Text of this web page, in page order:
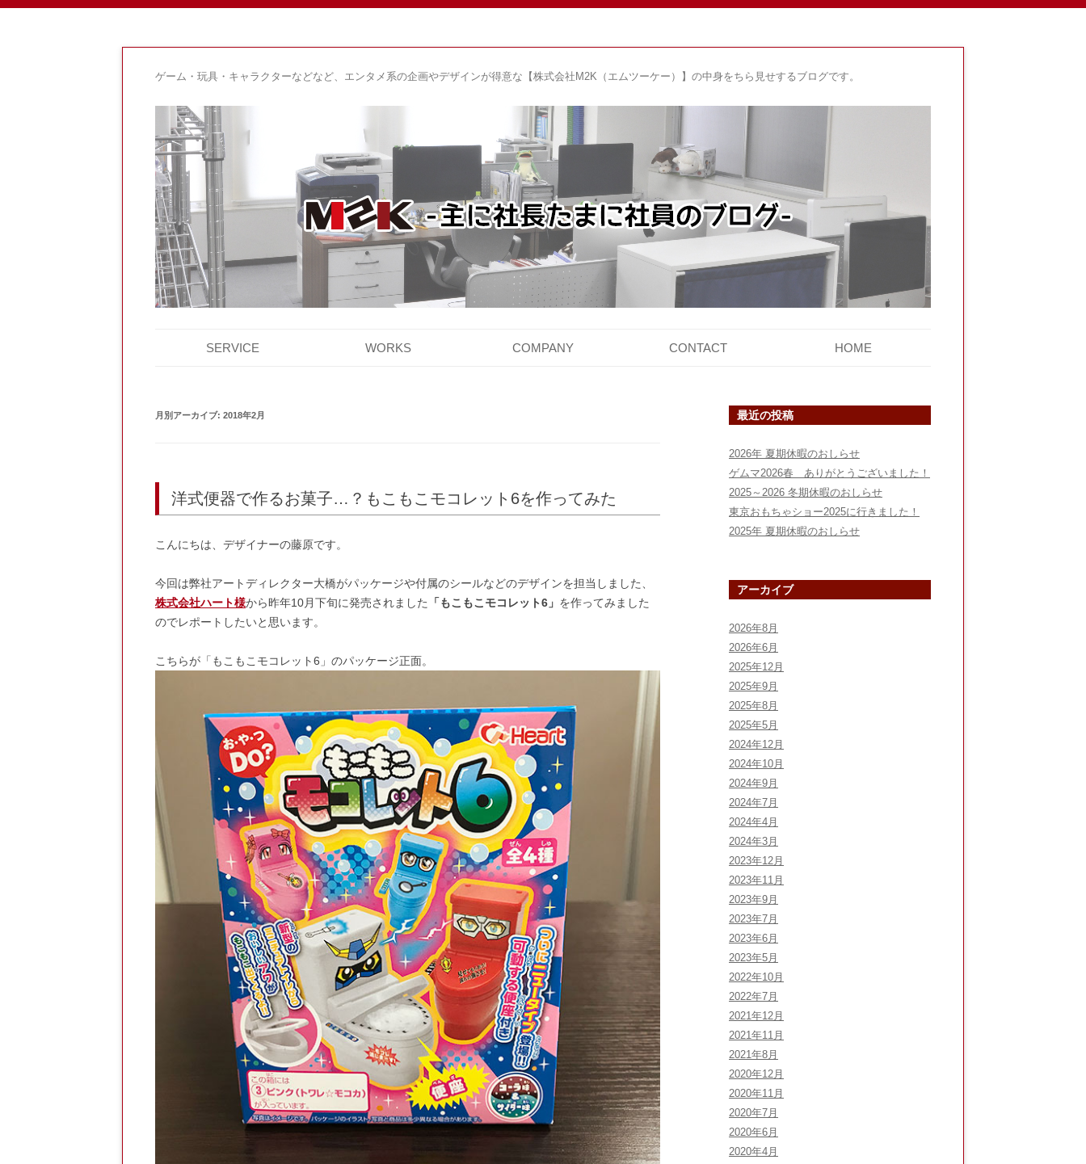
ゲーム・玩具・キャラクターなどなど、エンタメ系の企画やデザインが得意な【株式会社M2K（エムツーケー）】の中身をちら見せするブログです。
ン
SERVICE WORKS COMPANY CONTACT HOME
月別アーカイブ: 2018年2月
洋式便器で作るお菓子…？もこもこモコレット6を作ってみた
こんにちは、デザイナーの藤原です。
今回は弊社アートディレクター大橋がパッケージや付属のシールなどのデザインを担当しました、
株式会社ハート様から昨年10月下旬に発売されました 「もこもこモコレット6」 を作ってみました
のでレポートしたいと思います。
こちらが「もこもこモコレット6」のパッケージ正面。
最近の投稿
2026年 夏期休暇のおしらせ
ゲムマ2026春 ありがとうございました！
2025～2026 冬期休暇のおしらせ
東京おもちゃショー2025に行きました！
2025年 夏期休暇のおしらせ
アーカイブ
2026年8月
2026年6月
2025年12月
2025年9月
2025年8月
2025年5月
2024年12月
2024年10月
2024年9月
2024年7月
2024年4月
2024年3月
2023年12月
2023年11月
2023年9月
2023年7月
2023年6月
2023年5月
2022年10月
2022年7月
2021年12月
2021年11月
2021年8月
2020年12月
2020年11月
2020年7月
2020年6月
2020年4月